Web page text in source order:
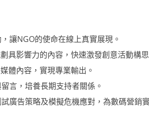
讓NGO的使命在線上真實展現。
具影響力的內容，快速激發創意活動構思
體內容，實現專業輸出。
言，培養長期支持者關係。
廣告策略及模擬危機應對，為數碼營銷